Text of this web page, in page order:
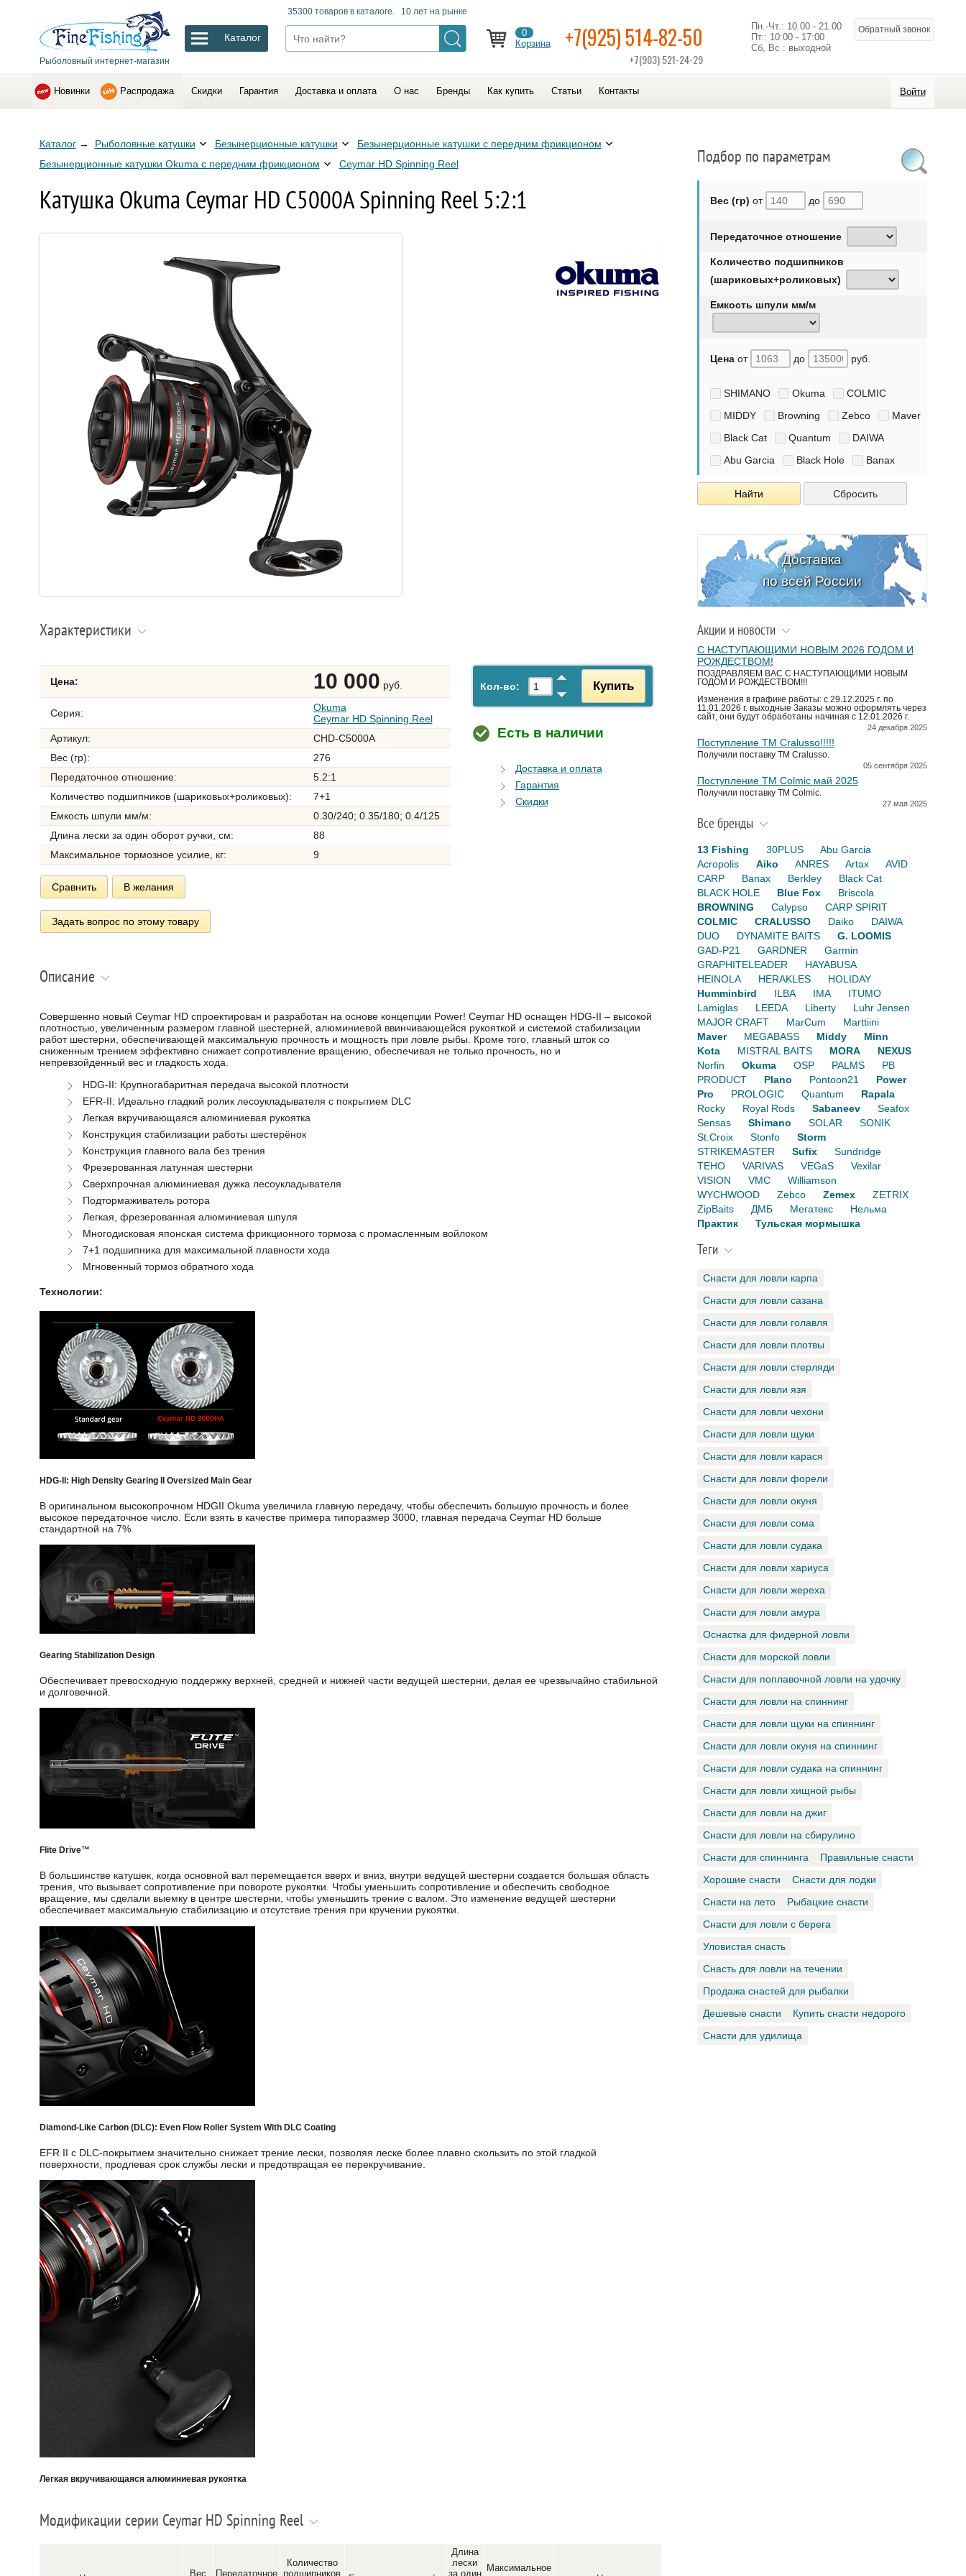
Рыболовный интернет-магазин
Каталог
35300 товаров в каталоге. 10 лет на рынке
0
Корзина
+7(925) 514-82-50
+7(903) 521-24-29
Пн.-Чт.: 10.00 - 21.00
Пт.: 10:00 - 17:00
Сб, Вс : выходной
Обратный звонок
Новинки Распродажа Скидки Гарантия Доставка и оплата О нас Бренды Как купить Статьи Контакты Войти
Каталог→ Рыболовные катушки Безынерционные катушки
Безынерционные катушки с передним фрикционом
Безынерционные катушки Okuma с передним фрикционом
Ceymar HD Spinning Reel
Катушка Okuma Ceymar HD C5000A Spinning Reel 5:2:1
Характеристики
Цена: 10 000 руб.
Серия:
Okuma
Ceymar HD Spinning Reel
Артикул:
CHD-C5000A
Вес (гр):
276
Передаточное отношение:
5.2:1
Количество подшипников (шариковых+роликовых):
7+1
Емкость шпули мм/м:
0.30/240; 0.35/180; 0.4/125
Длина лески за один оборот ручки, см:
88
Максимальное тормозное усилие, кг:
9
Сравнить В желания
Задать вопрос по этому товару
Кол-во: Купить
Есть в наличии
Доставка и оплата
Гарантия
Скидки
Описание
Совершенно новый Ceymar HD спроектирован и разработан на основе концепции Power! Ceymar HD оснащен HDG-II – высокой
плотностью, увеличенным размером главной шестерней, алюминиевой ввинчивающейся рукояткой и системой стабилизации
работ шестерни, обеспечивающей максимальную прочность и мощность при ловле рыбы. Кроме того, главный шток со
сниженным трением эффективно снижает сопротивление вращению, обеспечивая не только прочность, но и
непревзойденный вес и гладкость хода.
HDG-II: Крупногабаритная передача высокой плотности
EFR-II: Идеально гладкий ролик лесоукладывателя с покрытием DLC
Легкая вкручивающаяся алюминиевая рукоятка
Конструкция стабилизации работы шестерёнок
Конструкция главного вала без трения
Фрезерованная латунная шестерни
Сверхпрочная алюминиевая дужка лесоукладывателя
Подтормаживатель ротора
Легкая, фрезерованная алюминиевая шпуля
Многодисковая японская система фрикционного тормоза с промасленным войлоком
7+1 подшипника для максимальной плавности хода
Мгновенный тормоз обратного хода
Технологии:
HDG-II: High Density Gearing II Oversized Main Gear
В оригинальном высокопрочном HDGII Okuma увеличила главную передачу, чтобы обеспечить большую прочность и более
высокое передаточное число. Если взять в качестве примера типоразмер 3000, главная передача Ceymar HD больше
стандартной на 7%.
Gearing Stabilization Design
Обеспечивает превосходную поддержку верхней, средней и нижней части ведущей шестерни, делая ее чрезвычайно стабильной
и долговечной.
Flite Drive™
В большинстве катушек, когда основной вал перемещается вверх и вниз, внутри ведущей шестерни создается большая область
трения, что вызывает сопротивление при повороте рукоятки. Чтобы уменьшить сопротивление и обеспечить свободное
вращение, мы сделали выемку в центре шестерни, чтобы уменьшить трение с валом. Это изменение ведущей шестерни
обеспечивает максимальную стабилизацию и отсутствие трения при кручении рукоятки.
Diamond-Like Carbon (DLC): Even Flow Roller System With DLC Coating
EFR II с DLC-покрытием значительно снижает трение лески, позволяя леске более плавно скользить по этой гладкой
поверхности, продлевая срок службы лески и предотвращая ее перекручивание.
Легкая вкручивающаяся алюминиевая рукоятка
Модификации серии Ceymar HD Spinning Reel
Вес Передаточное
Количество
подшипников
Длина
лески
за один
Максимальное
Подбор по параметрам
Вес (гр) от до
Передаточное отношение
Количество подшипников
(шариковых+роликовых)
Емкость шпули мм/м
Ценаот до руб.
SHIMANO Okuma
COLMIC
MIDDY
Browning Zebco
Maver
Black Cat
Quantum
DAIWA
Abu Garcia
Black Hole Banax
Найти Сбросить
Доставка
по всей России
Акции и новости
С НАСТУПАЮЩИМИ НОВЫМ 2026 ГОДОМ И
РОЖДЕСТВОМ!
ПОЗДРАВЛЯЕМ ВАС С НАСТУПАЮЩИМИ НОВЫМ
ГОДОМ И РОЖДЕСТВОМ!!!
Изменения в графике работы: с 29.12.2025 г. по
11.01.2026 г. выходные Заказы можно оформлять через
сайт, они будут обработаны начиная с 12.01.2026 г.
24 декабря 2025
Поступление TM Cralusso!!!!!
Получили поставку ТМ Cralusso.
05 сентября 2025
Поступление TM Colmic май 2025
Получили поставку ТМ Colmic.
27 мая 2025
Все бренды
13 Fishing 30PLUS
Abu Garcia
Acropolis
Aiko ANRES Artax
AVID
CARP
Banax Berkley
Black Cat
BLACK HOLE
Blue Fox
Briscola
BROWNING
Calypso
CARP SPIRIT
COLMIC
CRALUSSO Daiko
DAIWA
DUO
DYNAMITE BAITS
G. LOOMIS
GAD-P21
GARDNER
Garmin
GRAPHITELEADER
HAYABUSA
HEINOLA
HERAKLES
HOLIDAY
Humminbird
ILBA IMA
ITUMO
Lamiglas
LEEDA Liberty
Luhr Jensen
MAJOR CRAFT
MarCum
Marttiini
Maver
MEGABASS Middy
Minn
Kota
MISTRAL BAITS MORA
NEXUS
Norfin
Okuma OSP PALMS
PB
PRODUCT
Plano Pontoon21
Power
Pro
PROLOGIC Quantum
Rapala
Rocky
Royal Rods Sabaneev
Seafox
Sensas
Shimano SOLAR
SONIK
St.Croix
Stonfo
Storm
STRIKEMASTER
Sufix
Sundridge
TEHO
VARIVAS VEGaS
Vexilar
VISION
VMC
Williamson
WYCHWOOD
Zebco Zemex
ZETRIX
ZipBaits
ДМБ Мегатекс
Нельма
Практик
Тульская мормышка
Теги
Снасти для ловли карпа
Снасти для ловли сазана
Снасти для ловли голавля
Снасти для ловли плотвы
Снасти для ловли стерляди
Снасти для ловли язя
Снасти для ловли чехони
Снасти для ловли щуки
Снасти для ловли карася
Снасти для ловли форели
Снасти для ловли окуня
Снасти для ловли сома
Снасти для ловли судака
Снасти для ловли хариуса
Снасти для ловли жереха
Снасти для ловли амура
Оснастка для фидерной ловли
Снасти для морской ловли
Снасти для поплавочной ловли на удочку
Снасти для ловли на спиннинг
Снасти для ловли щуки на спиннинг
Снасти для ловли окуня на спиннинг
Снасти для ловли судака на спиннинг
Снасти для ловли хищной рыбы
Снасти для ловли на джиг
Снасти для ловли на сбирулино
Снасти для спиннинга
Правильные снасти
Хорошие снасти
Снасти для лодки
Снасти на лето
Рыбацкие снасти
Снасти для ловли с берега
Уловистая снасть
Снасть для ловли на течении
Продажа снастей для рыбалки
Дешевые снасти
Купить снасти недорого
Снасти для удилища